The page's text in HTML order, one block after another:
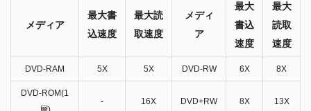
メディア
最大書
込速度
最大読
取速度
メディ
ア
最大
書込
速度
最大
読取
速度
DVD-RAM 5X 5X DVD-RW 6X 8X
DVD-ROM(1
- 16X DVD+RW 8X 13X